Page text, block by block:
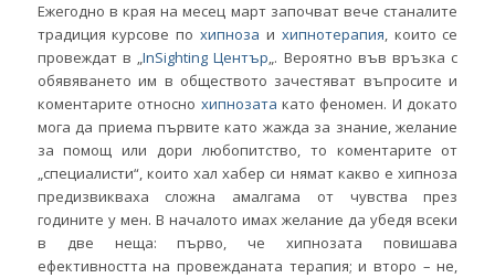
Ежегодно в края на месец март започват вече станалите
традиция курсове похипноза и хипнотерапия, които се
провеждат в „InSighting Център„. Вероятно във връзка с
обявяването им в обществото зачестяват въпросите и
коментарите относно хипнозата като феномен. И докато
мога да приема първите като жажда за знание, желание
за помощ или дори любопитство, то коментарите от
„специалисти“, които хал хабер си нямат какво е хипноза
предизвикваха сложна амалгама от чувства през
годините у мен. В началото имах желание да убедя всеки
в две неща: първо, че хипнозата повишава
ефективността на провежданата терапия; и второ – не,